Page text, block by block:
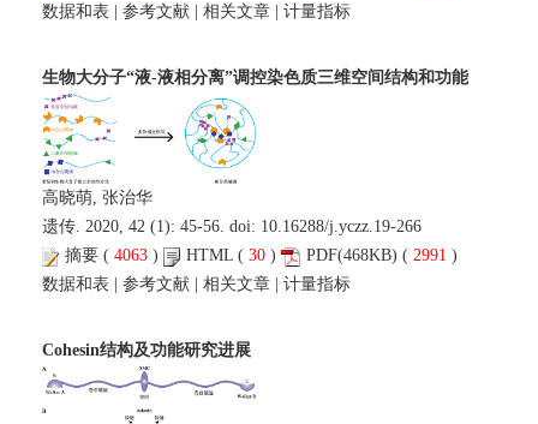
数据和表 | 参考文献 | 相关文章 | 计量指标
生物大分子“液-液相分离”调控染色质三维空间结构和功能
高晓萌, 张治华
遗传. 2020, 42 (1): 45-56. doi: 10.16288/j.yczz.19-266
摘要 ( 4063 ) HTML ( 30 ) PDF(468KB) ( 2991 )
数据和表
参考文献 相关文章 计量指标
Cohesin结构及功能研究进展